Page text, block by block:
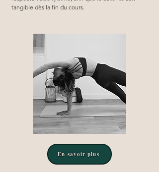
tangible dès la fin du cours.
En savoir plus